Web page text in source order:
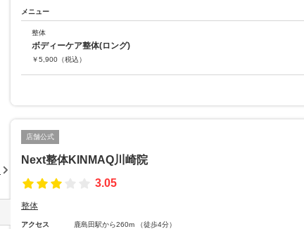
メニュー
整体
ボディーケア整体(ロング)
￥5,900 （税込）
店舗公式
Next整体KINMAQ川崎院
3.05
整体
アクセス
鹿島田駅から260m （徒歩4分）